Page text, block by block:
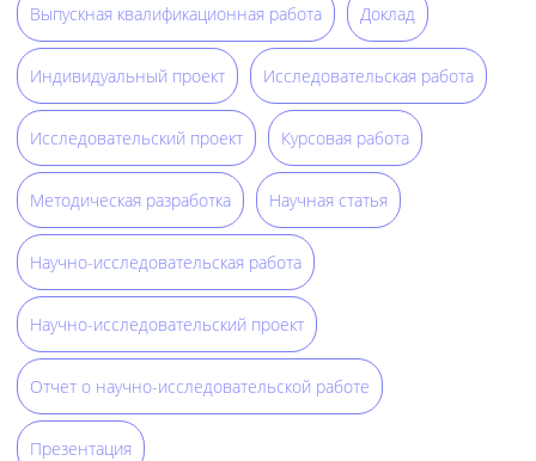
Выпускная квалификационная работа Доклад
Индивидуальный проект Исследовательская работа
Исследовательский проект Курсовая работа
Методическая разработка Научная статья
Научно-исследовательская работа
Научно-исследовательский проект
Отчет о научно-исследовательской работе
Презентация